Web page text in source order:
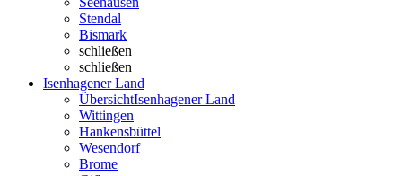
Stendal
Bismark
schließen
schließen
Isenhagener Land
ÜbersichtIsenhagener Land
Wittingen
Hankensbüttel
Wesendorf
Brome